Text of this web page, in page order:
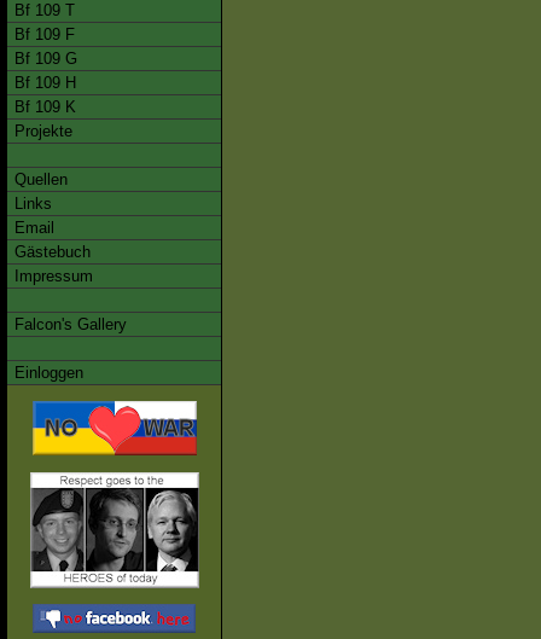
Bf 109 T
Bf 109 F
Bf 109 G
Bf 109 H
Bf 109 K
Projekte
Quellen
Links
Email
Gästebuch
Impressum
Falcon's Gallery
Einloggen